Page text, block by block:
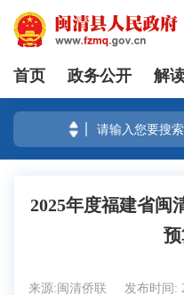
首页 政务公开 解
2025年度福建省闽
来源:闽清侨联 发布时间: